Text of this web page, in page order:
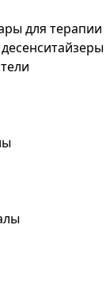
для терапии